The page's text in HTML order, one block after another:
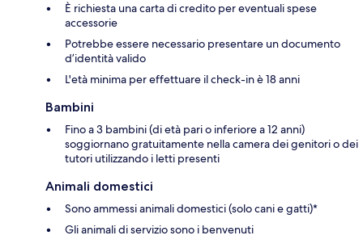
È richiesta una carta di credito per eventuali spese
accessorie
Potrebbe essere necessario presentare un documento
d’identità valido
L'età minima per effettuare il check-in è 18 anni
Bambini
Fino a 3 bambini (di età pari o inferiore a 12 anni)
soggiornano gratuitamente nella camera dei genitori o dei
tutori utilizzando i letti presenti
Animali domestici
Sono ammessi animali domestici (solo cani e gatti)*
Gli animali di servizio sono i benvenuti